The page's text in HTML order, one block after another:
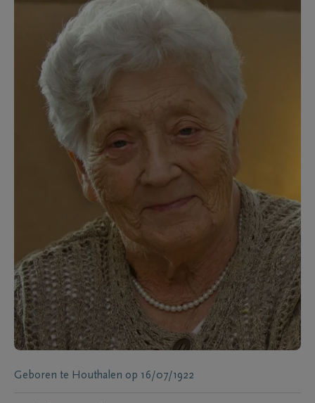
Geboren te Houthalen op 16/07/1922